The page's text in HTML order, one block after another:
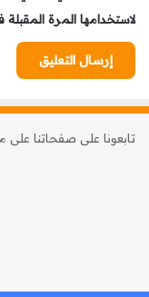
لاستخدامها المرة
تابعونا على صفحاتنا على